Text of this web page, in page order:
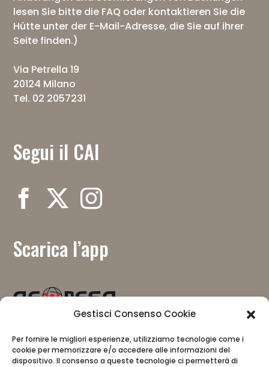
Gestisci Consenso Cookie
Per fornire le migliori esperienze, utilizziamo tecnologie come i
cookie per memorizzare e/o accedere alle informazioni del
dispositivo. Il consenso a queste tecnologie ci permetterà di
lesen Sie bitte die FAQ oder kontaktieren Sie die
Hütte unter der E-Mail-Adresse, die Sie auf ihrer
Seite finden.)
Via Petrella 19
20124 Milano
Tel. 02 2057231
Segui il CAI
Scarica l’app
Mit Unterstützung von